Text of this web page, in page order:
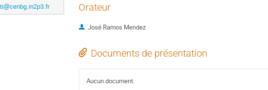
Orateur
José Ramos Mendez
Documents de présentation
Aucun document.